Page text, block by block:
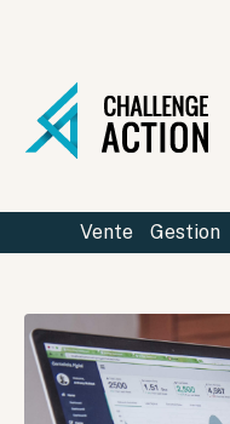
Vente Gestion